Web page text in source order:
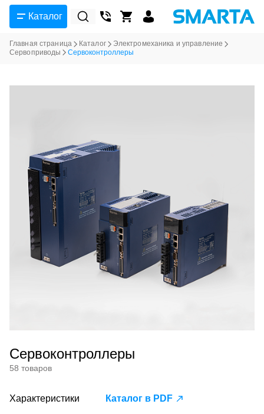
Каталог
Главная страница Каталог
Электромеханика и управление
Сервоприводы
Сервоконтроллеры
Сервоконтроллеры
58 товаров
Характеристики Каталог в PDF